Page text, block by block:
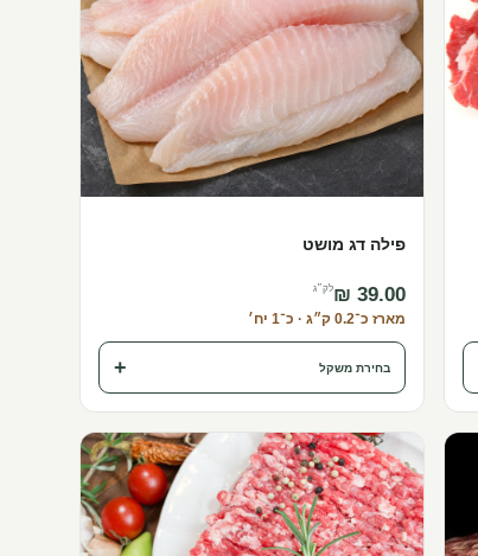
פילה דג מושט
‏39.00 ‏₪ לק״ג
מארז כ־0.2 ק״ג · כ־1 יח׳
בחירת משקל +